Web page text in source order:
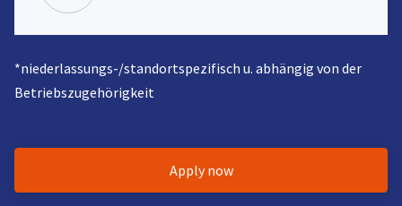
*niederlassungs-/standortspezifisch u. abhängig von der
Betriebszugehörigkeit
Apply now